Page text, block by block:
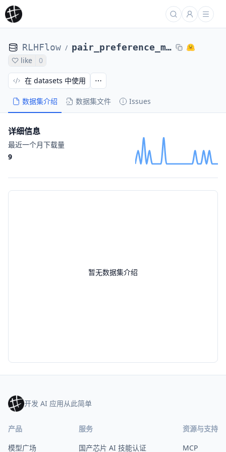
RLHFlow / pair_preference_model_dataset
like 0
数据集介绍 数据集文件 Issues
在 datasets 中使用
暂无数据集介绍
详细信息
最近一个月下载量
9
开发 AI 应用从此简单
产品
模型广场
服务
国产芯片 AI 技能认证
资源与支持
MCP